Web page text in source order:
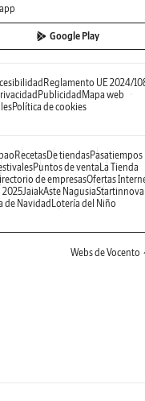
Google Play
Reglamento UE 2024/
PublicidadMapa web
Política de cookies
RecetasDe tiendasPasatiempos
Puntos de ventaLa Tienda
de empresasOfertas
2025JaiakAste NagusiaStartinnova
de NavidadLotería del Niño
Webs de Vocento